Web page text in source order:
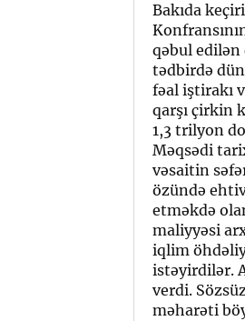
Bakıda
qəbul edilən
tədbirdə
fəal iştirakı
qarşı çirkin
1,3 trilyon
Məqsədi
vəsaitin
özündə
etməkdə
maliyyəsi
iqlim
istəyirdilər.
verdi.
məharəti